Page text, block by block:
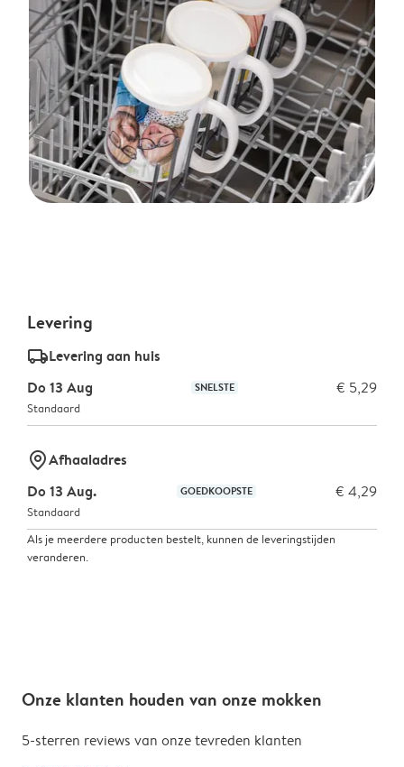
Levering
delivery_standard_v2Levering aan huis
Do 13 Aug
SNELSTE € 5,29
Standaard
marker-pinAfhaaladres
Do 13 Aug.
GOEDKOOPSTE € 4,29
Standaard
Als je meerdere producten bestelt, kunnen de leveringstijden
veranderen.
Onze klanten houden van onze mokken
5-sterren reviews van onze tevreden klanten